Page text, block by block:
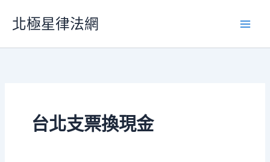
要
北極星律法網
台北支票換現金